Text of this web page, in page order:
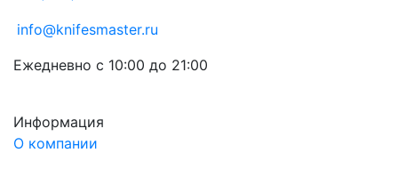
info@knifesmaster.ru
Ежедневно с 10:00 до 21:00
Информация
О компании